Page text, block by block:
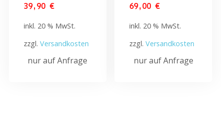
39,90 €
inkl. 20 % MwSt.
zzgl. Versandkosten
nur auf Anfrage
69,00€
inkl. 20 % MwSt.
zzgl.Versandkosten
nur auf Anfrage